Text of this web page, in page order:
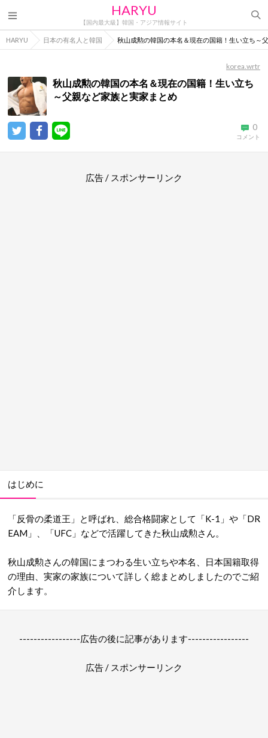
HARYU
【国内最大級】韓国・アジア情報サイト
HARYU 日本の有名人と韓国 秋山成勲の韓国の本名＆現在の国籍！生い立ち～
korea.wrtr
秋山成勲の韓国の本名＆現在の国籍！生い立ち
～父親など家族と実家まとめ
0
コメント
広告 / スポンサーリンク
はじめに
「反骨の柔道王」と呼ばれ、総合格闘家として「K-1」や「DR
EAM」、「UFC」などで活躍してきた秋山成勲さん。
秋山成勲さんの韓国にまつわる生い立ちや本名、日本国籍取得
の理由、実家の家族について詳しく総まとめしましたのでご紹
介します。
-----------------広告の後に記事があります-----------------
広告 / スポンサーリンク